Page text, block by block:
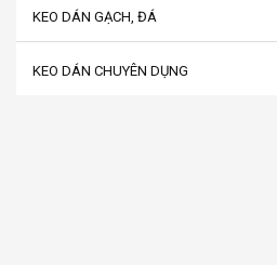
KEO DÁN GẠCH, ĐÁ
KEO DÁN CHUYÊN DỤNG